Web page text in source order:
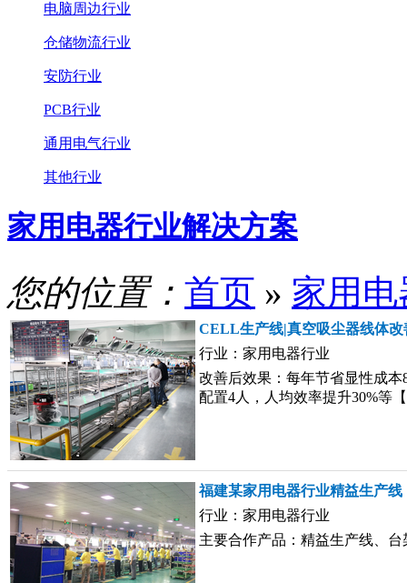
电脑周边行业
仓储物流行业
安防行业
PCB行业
通用电气行业
其他行业
家用电器行业解决方案
您的位置： 首页 » 家用
CELL生产线|真空吸尘器线体改
行业：家用电器行业
改善后效果：每年节省显性成
配置4人，人均效率提升30%等【
福建某家用电器行业精益生产线
行业：家用电器行业
主要合作产品：精益生产线、